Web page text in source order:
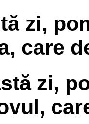
zi,
care
zi,